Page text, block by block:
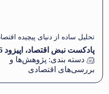
تحلیل ساده از دنیای پیچیده
پادکست نبض اقتصاد، اپیزود 6
دسته بندی: پژوهش‌ها و
بررسی‌های اقتصادی